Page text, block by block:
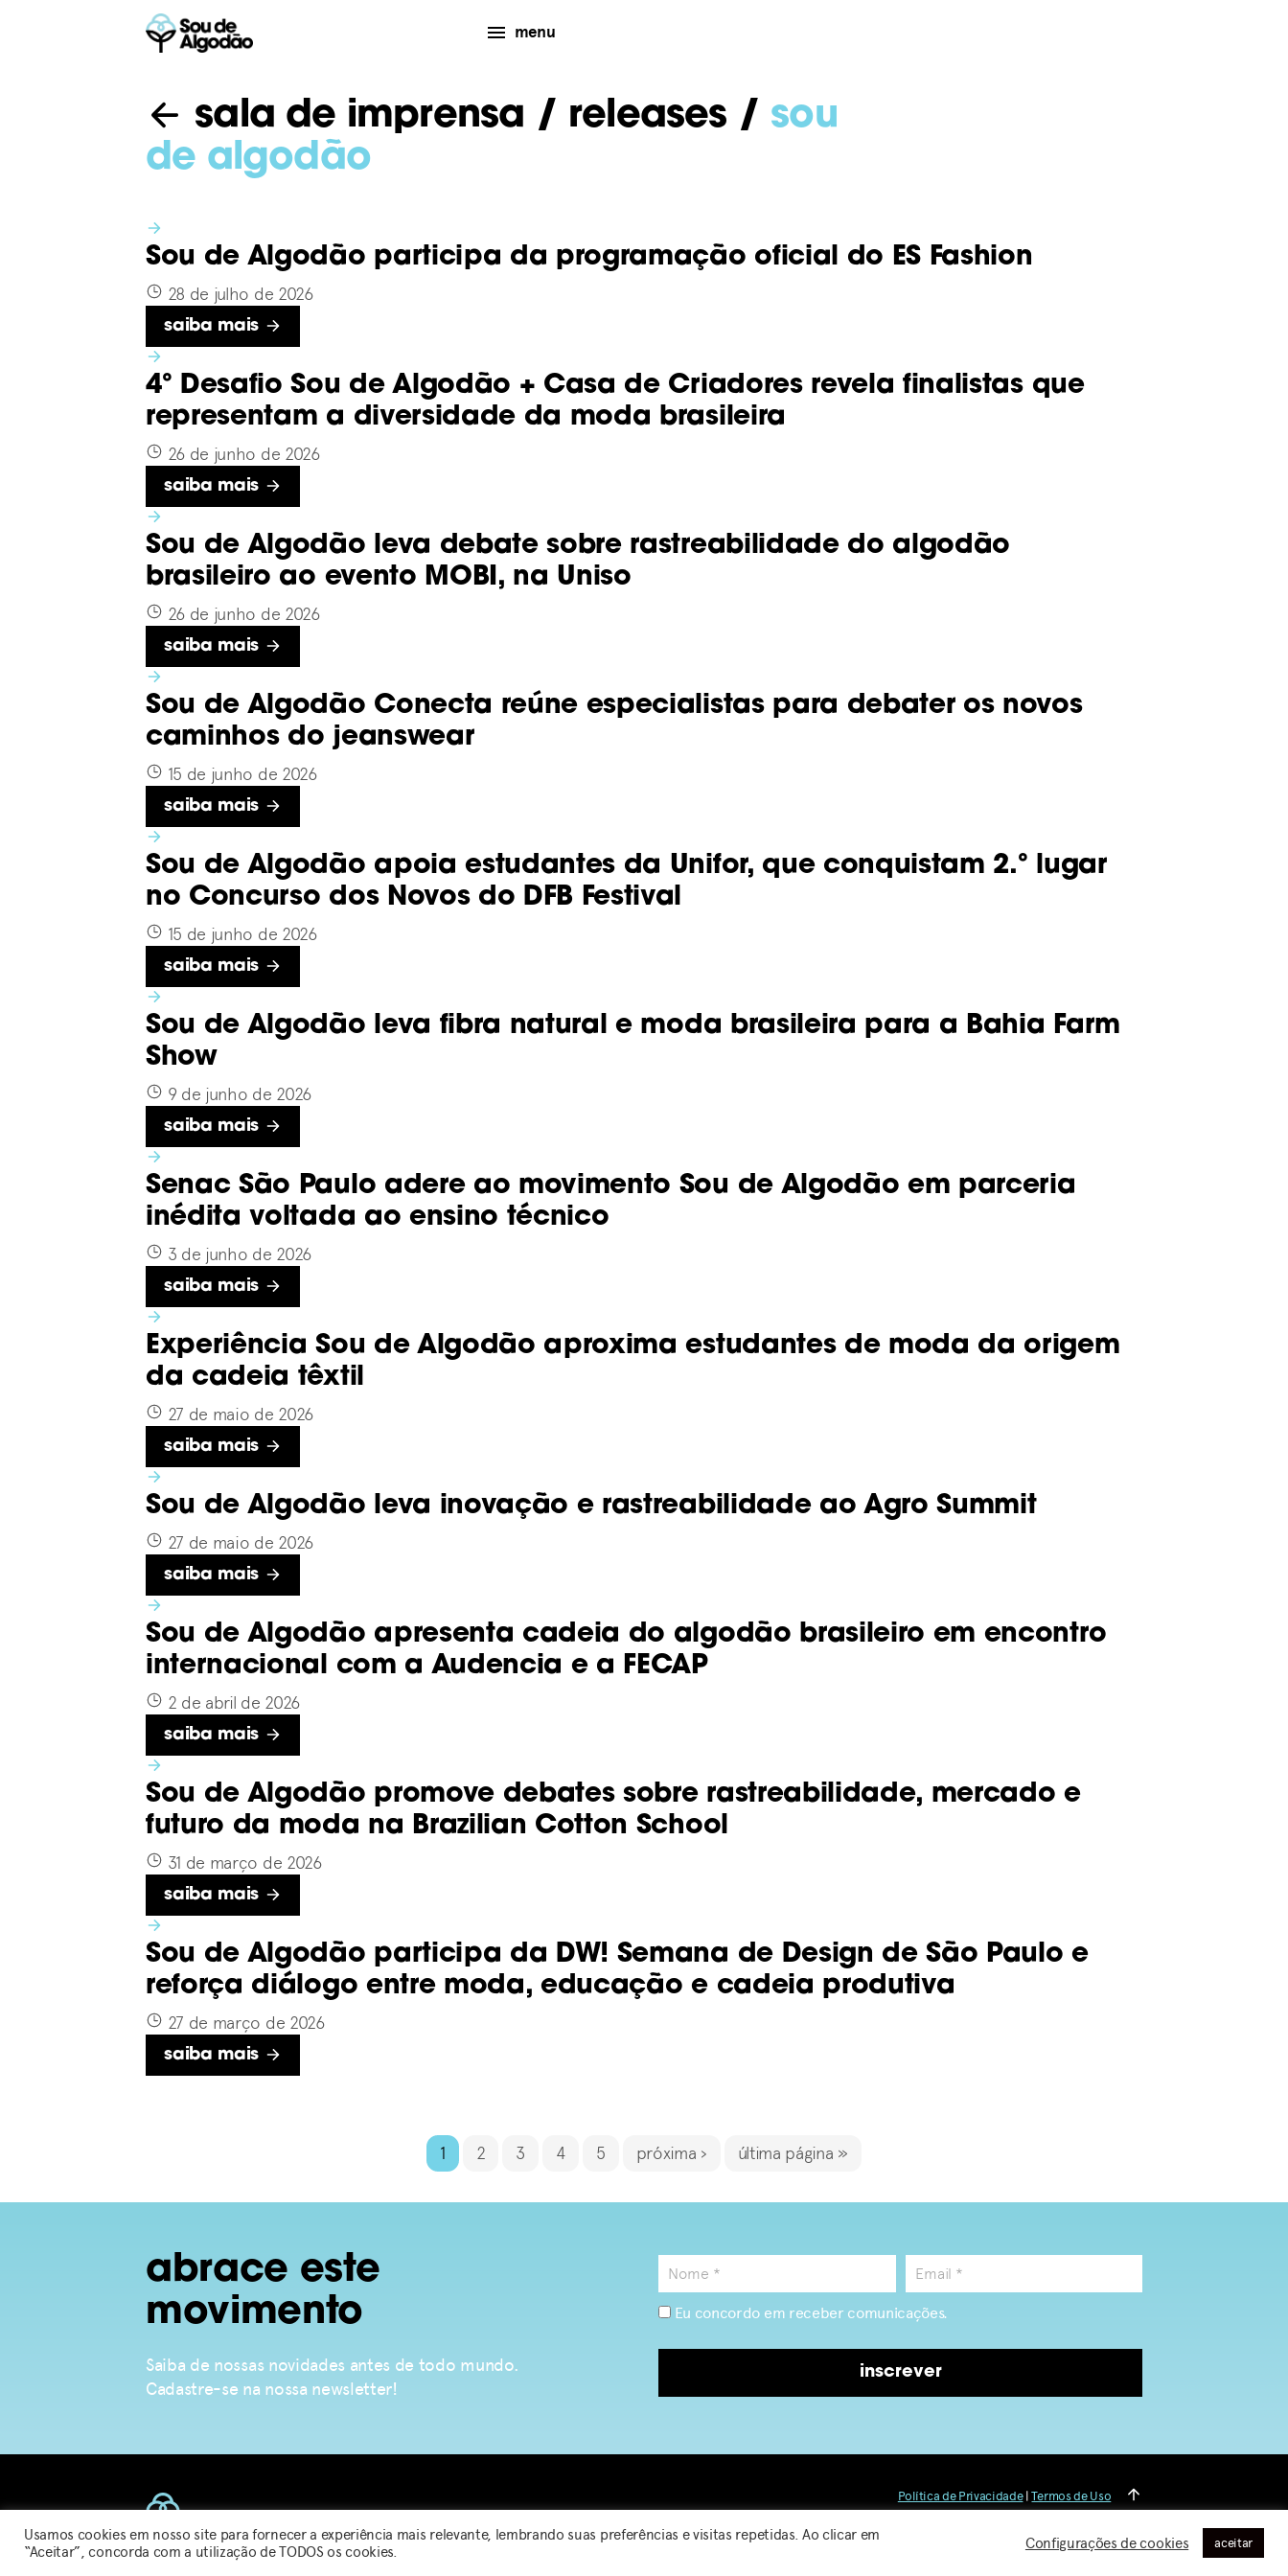
menu
sala de imprensa / releases / sou
de algodão
Sou de Algodão participa da programação oficial do ES Fashion
28 de julho de 2026
Saiba mais
4º Desafio Sou de Algodão + Casa de Criadores revela finalistas que
representam a diversidade da moda brasileira
26 de junho de 2026
Saiba mais
Sou de Algodão leva debate sobre rastreabilidade do algodão
brasileiro ao evento MOBI, na Uniso
26 de junho de 2026
Saiba mais
Sou de Algodão Conecta reúne especialistas para debater os novos
caminhos do jeanswear
15 de junho de 2026
Saiba mais
Sou de Algodão apoia estudantes da Unifor, que conquistam 2.º lugar
no Concurso dos Novos do DFB Festival
15 de junho de 2026
Saiba mais
Sou de Algodão leva fibra natural e moda brasileira para a Bahia Farm
Show
9 de junho de 2026
Saiba mais
Senac São Paulo adere ao movimento Sou de Algodão em parceria
inédita voltada ao ensino técnico
3 de junho de 2026
Saiba mais
Experiência Sou de Algodão aproxima estudantes de moda da origem
da cadeia têxtil
27 de maio de 2026
Saiba mais
Sou de Algodão leva inovação e rastreabilidade ao Agro Summit
27 de maio de 2026
Saiba mais
Sou de Algodão apresenta cadeia do algodão brasileiro em encontro
internacional com a Audencia e a FECAP
2 de abril de 2026
Saiba mais
Sou de Algodão promove debates sobre rastreabilidade, mercado e
futuro da moda na Brazilian Cotton School
31 de março de 2026
Saiba mais
Sou de Algodão participa da DW! Semana de Design de São Paulo e
reforça diálogo entre moda, educação e cadeia produtiva
27 de março de 2026
Saiba mais
1 2 3 4 5 próxima › última página »
abrace este
movimento
Saiba de nossas novidades antes de todo mundo.
Cadastre-se na nossa newsletter!
Eu concordo em receber comunicações.
inscrever
2026 © Sou de Algodão
Política de Privacidade|Termos de Uso
Usamos cookies em nosso site para fornecer a experiência mais relevante, lembrando suas preferências e visitas repetidas. Ao clicar em
“Aceitar”, concorda com a utilização de TODOS os cookies.
Configurações de cookies aceitar